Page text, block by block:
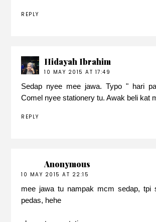
REPLY
Hidayah Ibrahim
10 MAY 2015 AT 17:49
Sedap nyee mee jawa. Typo " hari
Comel nyee stationery tu. Awak beli kat
REPLY
Anonymous
10 MAY 2015 AT 22:15
mee jawa tu nampak mcm sedap, tpi
pedas, hehe